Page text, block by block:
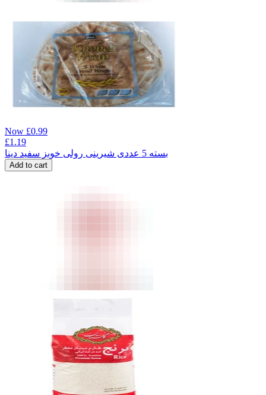
Now £0.99
£1.19
بسته 5 عددی شیرینی رولی خوبز سفید دینا
Add to cart